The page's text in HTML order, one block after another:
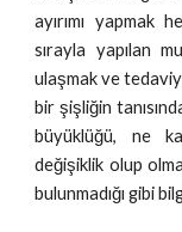
ayırımı yapmak
sırayla yapılan
ulaşmak ve
bir şişliğin
büyüklüğü, ne
değişiklik olup
bulunmadığı gibi